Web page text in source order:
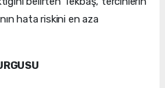
hata riskini en aza